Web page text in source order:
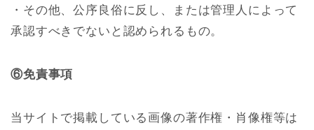
・その他、公序良俗に反し、または管理人によって
承認すべきでないと認められるもの。
⑥免責事項
当サイトで掲載している画像の著作権・肖像権等は